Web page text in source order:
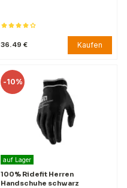
36.49 € Kaufen
-10%
auf Lager
100% Ridefit Herren
Handschuhe schwarz